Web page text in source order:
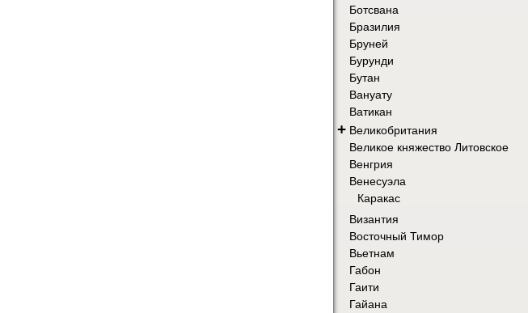
Ботсвана
Бразилия
Бруней
Бурунди
Бутан
Вануату
Ватикан
+ Великобритания
Великое княжество Литовское
Венгрия
Венесуэла
Каракас
Византия
Восточный Тимор
Вьетнам
Габон
Гаити
Гайана